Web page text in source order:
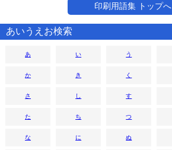
印刷用語集 トップへ
あいうえお検索
あ い う
か き く
さ し す
た ち つ
な に ぬ